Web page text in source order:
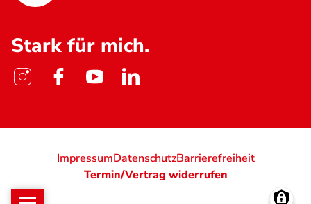
Stark für mich.
ImpressumDatenschutzBarrierefreiheit
Termin/Vertrag widerrufen